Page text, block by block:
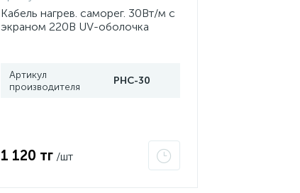
Кабель нагрев. саморег. 30Вт/м с
экраном 220В UV-оболочка
Артикул
производителя
PHC-30
1 120 тг /шт